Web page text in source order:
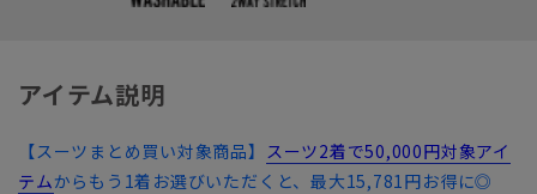
アイテム説明
【スーツまとめ買い対象商品】 スーツ2着で50,000円対象アイ
テムからもう1着お選びいただくと、最大15,781円お得に◎